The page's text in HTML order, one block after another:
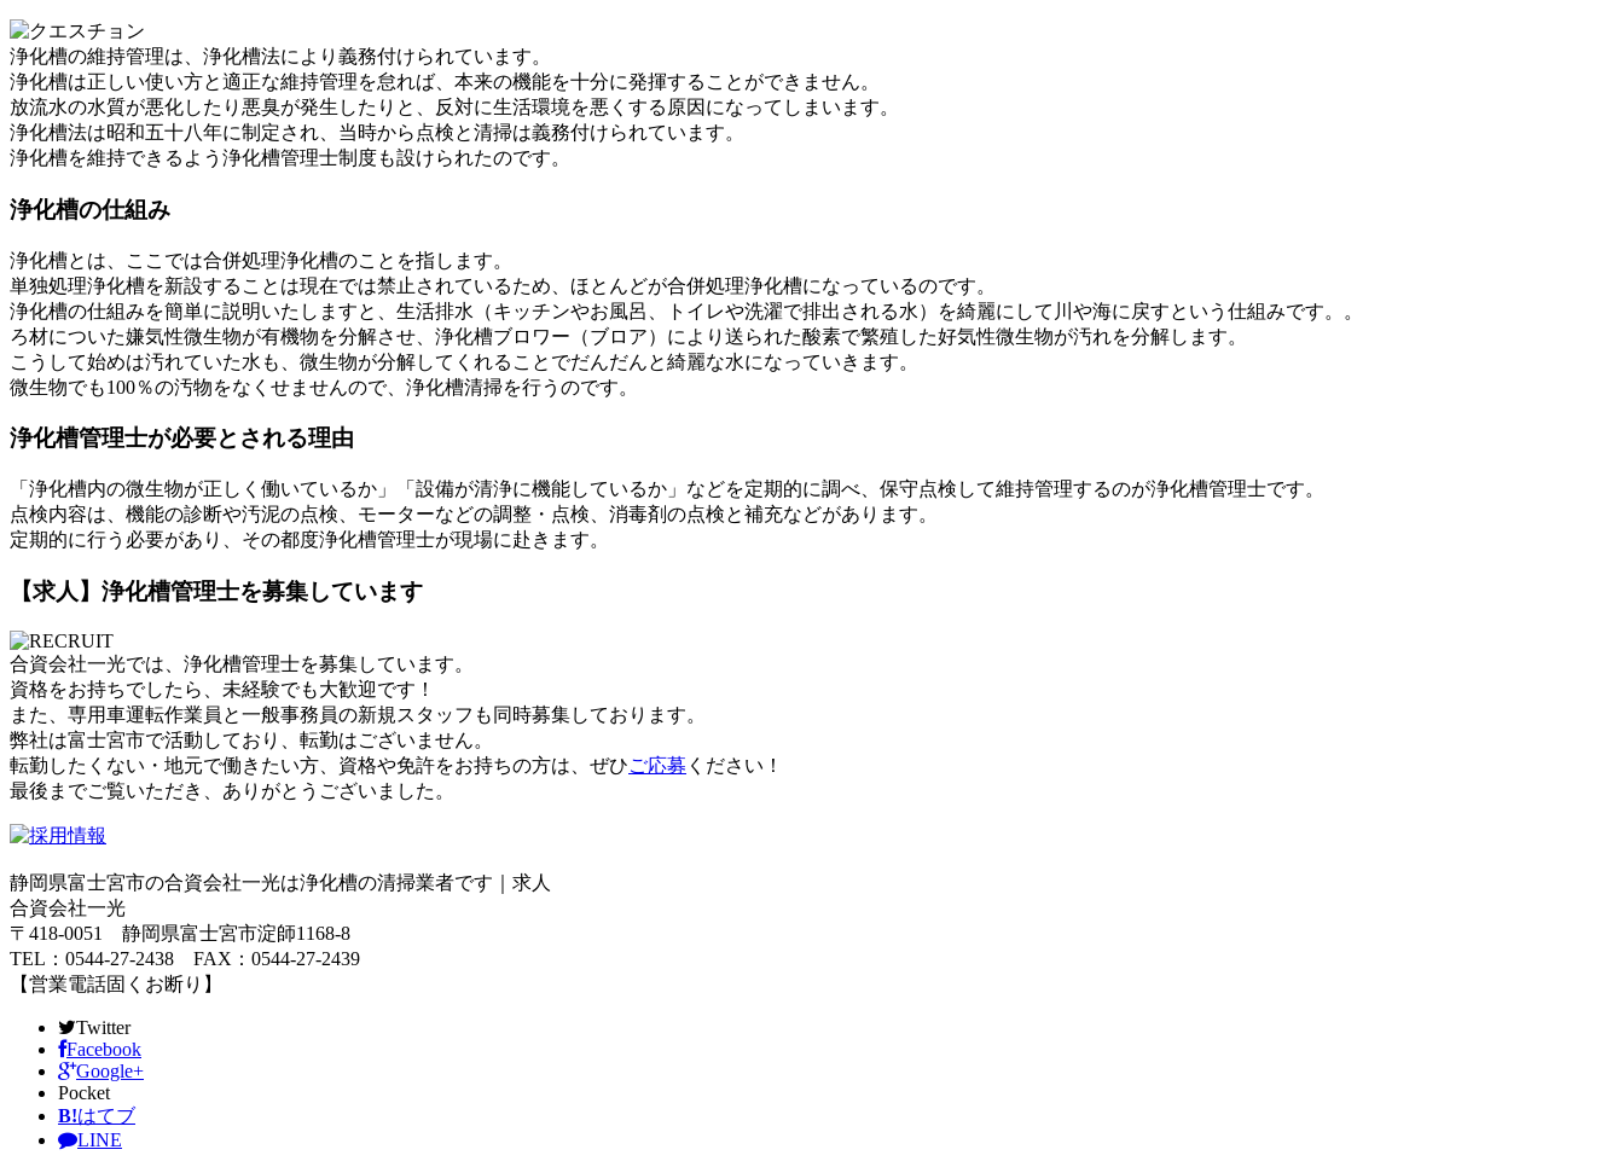
浄化槽の維持管理は、浄化槽法により義務付けられています。
浄化槽は正しい使い方と適正な維持管理を怠れば、本来の機能を十分に発揮することができません。
放流水の水質が悪化したり悪臭が発生したりと、反対に生活環境を悪くする原因になってしまいます。
浄化槽法は昭和五十八年に制定され、当時から点検と清掃は義務付けられています。
浄化槽を維持できるよう浄化槽管理士制度も設けられたのです。
浄化槽の仕組み
浄化槽とは、ここでは合併処理浄化槽のことを指します。
単独処理浄化槽を新設することは現在では禁止されているため、ほとんどが合併処理浄化槽になっているのです。
浄化槽の仕組みを簡単に説明いたしますと、生活排水（キッチンやお風呂、トイレや洗濯で排出される水）を綺麗にして川や海に戻すという仕組みです。。
ろ材についた嫌気性微生物が有機物を分解させ、浄化槽ブロワー（ブロア）により送られた酸素で繁殖した好気性微生物が汚れを分解します。
こうして始めは汚れていた水も、微生物が分解してくれることでだんだんと綺麗な水になっていきます。
微生物でも100％の汚物をなくせませんので、浄化槽清掃を行うのです。
浄化槽管理士が必要とされる理由
「浄化槽内の微生物が正しく働いているか」「設備が清浄に機能しているか」などを定期的に調べ、保守点検して維持管理するのが浄化槽管理士です。
点検内容は、機能の診断や汚泥の点検、モーターなどの調整・点検、消毒剤の点検と補充などがあります。
定期的に行う必要があり、その都度浄化槽管理士が現場に赴きます。
【求人】浄化槽管理士を募集しています
合資会社一光では、浄化槽管理士を募集しています。
資格をお持ちでしたら、未経験でも大歓迎です！
また、専用車運転作業員と一般事務員の新規スタッフも同時募集しております。
弊社は富士宮市で活動しており、転勤はございません。
転勤したくない・地元で働きたい方、資格や免許をお持ちの方は、ぜひご応募 ください！
最後までご覧いただき、ありがとうございました。
静岡県富士宮市の合資会社一光は浄化槽の清掃業者です｜求人
合資会社一光
〒418-0051 静岡県富士宮市淀師1168-8
TEL：0544-27-2438 FAX：0544-27-2439
【営業電話固くお断り】
Twitter
Facebook
Google+
Pocket
B!はてブ
LINE